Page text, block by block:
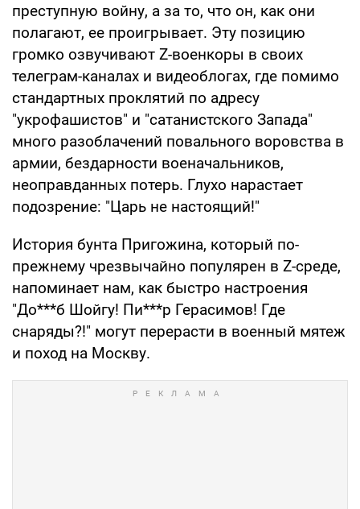
преступную войну, а за то, что он, как они
полагают, ее проигрывает. Эту позицию
громко озвучивают Z-военкоры в своих
телеграм-каналах и видеоблогах, где помимо
стандартных проклятий по адресу
"укрофашистов" и "сатанистского Запада"
много разоблачений повального воровства в
армии, бездарности военачальников,
неоправданных потерь. Глухо нарастает
подозрение: "Царь не настоящий!"
История бунта Пригожина, который по-
прежнему чрезвычайно популярен в Z-среде,
напоминает нам, как быстро настроения
"До***б Шойгу! Пи***р Герасимов! Где
снаряды?!" могут перерасти в военный мятеж
и поход на Москву.